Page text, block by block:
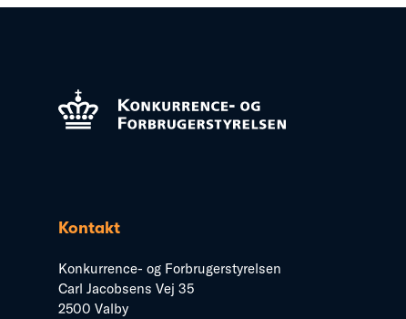
Kontakt
Konkurrence- og Forbrugerstyrelsen
Carl Jacobsens Vej 35
2500 Valby